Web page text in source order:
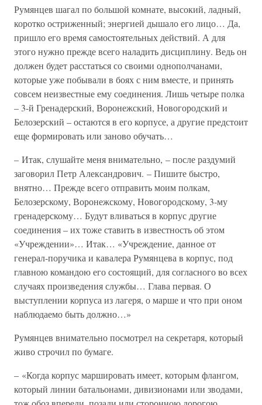
Румянцев шагал по большой комнате, высокий, ладный,
коротко остриженный; энергией дышало его лицо… Да,
пришло его время самостоятельных действий. А для
этого нужно прежде всего наладить дисциплину. Ведь он
должен будет расстаться со своими однополчанами,
которые уже побывали в боях с ним вместе, и принять
совсем неизвестные ему соединения. Лишь четыре полка
– 3-й Гренадерский, Воронежский, Новогородский и
Белозерский – остаются в его корпусе, а другие предстоит
еще формировать или заново обучать…
– Итак, слушайте меня внимательно, – после раздумий
заговорил Петр Александрович. – Пишите быстро,
внятно… Прежде всего отправить моим полкам,
Белозерскому, Воронежскому, Новогородскому, 3-му
гренадерскому… Будут вливаться в корпус другие
соединения – их тоже ставить в известность об этом
«Учреждении»… Итак… «Учреждение, данное от
генерал-поручика и кавалера Румянцева в корпус, под
главною командою его состоящий, для согласного во всех
случаях произведения службы… Глава первая. О
выступлении корпуса из лагеря, о марше и что при оном
наблюдаемо быть должно…»
Румянцев внимательно посмотрел на секретаря, который
живо строчил по бумаге.
– «Когда корпус маршировать имеет, которым флангом,
который линии батальонами, дивизионами или зводами,